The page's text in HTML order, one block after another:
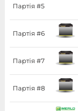
Партія #5
Партія #6
Партія #7
Партія #8